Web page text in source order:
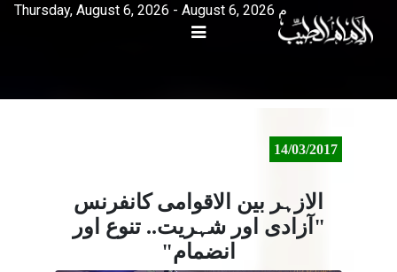
Thursday, August 6, 2026 - August 6, 2026 م
14/03/2017
الازہر بین الاقوامی کانفرنس
"آزادی اور شہریت.. تنوع اور
انضمام"